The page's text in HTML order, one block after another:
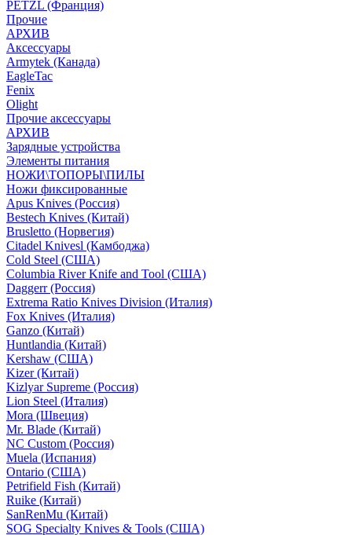
PETZL (Франция)
Прочие
АРХИВ
Аксессуары
Armytek (Канада)
EagleTac
Fenix
Olight
Прочие аксессуары
АРХИВ
Зарядные устройства
Элементы питания
НОЖИ\ТОПОРЫ\ПИЛЫ
Ножи фиксированные
Apus Knives (Россия)
Bestech Knives (Китай)
Brusletto (Норвегия)
Citadel Knivesl (Камбоджа)
Cold Steel (США)
Columbia River Knife and Tool (США)
Daggerr (Россия)
Extrema Ratio Knives Division (Италия)
Fox Knives (Италия)
Ganzo (Китай)
Huntlandia (Китай)
Kershaw (США)
Kizer (Китай)
Kizlyar Supreme (Россия)
Lion Steel (Италия)
Mora (Швеция)
Mr. Blade (Китай)
NC Custom (Россия)
Muela (Испания)
Ontario (США)
Petrifield Fish (Китай)
Ruike (Китай)
SanRenMu (Китай)
SOG Specialty Knives & Tools (США)